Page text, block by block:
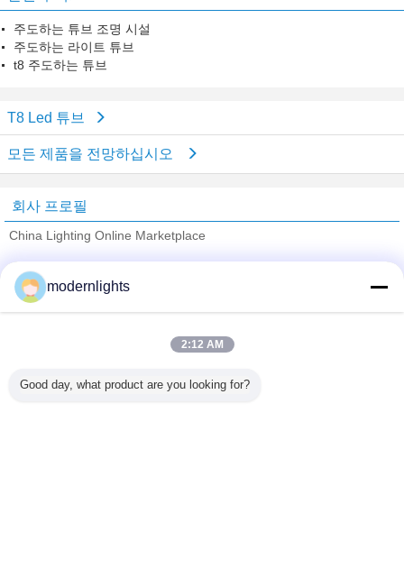
주도하는 튜브 조명 시설
주도하는 라이트 튜브
t8 주도하는 튜브
T8 Led 튜브
모든 제품을 전망하십시오
회사 프로필
China Lighting Online Marketplace
검증된 공급 업체
Trust Seal
Verified Suplier
모든 제품
modernlights
2:12 AM
Good day, what product are you looking for?